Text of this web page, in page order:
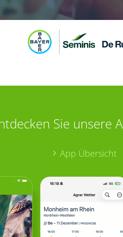
Sie unsere
App Übersicht